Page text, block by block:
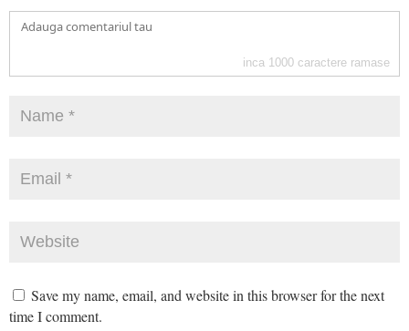
inca 1000 caractere ramase
Save my name, email, and website in this browser for the next
time I comment.